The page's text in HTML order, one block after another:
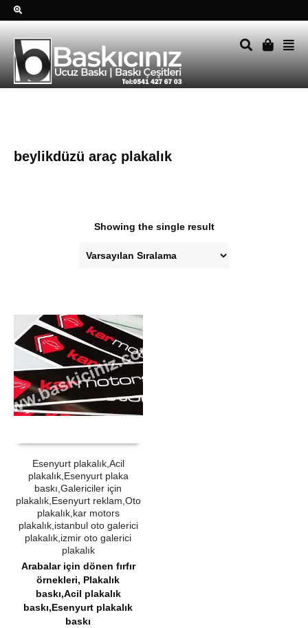
beylikdüzü araç plakalık
Showing the single result
Esenyurt plakalık,Acil
plakalık,Esenyurt plaka
baskı,Galericiler için
plakalık,Esenyurt reklam,Oto
plakalık,kar motors
plakalık,istanbul oto galerici
plakalık,izmir oto galerici
plakalık
Arabalar için dönen fırfır
örnekleri, Plakalık
baskı,Acil plakalık
baskı,Esenyurt plakalık
baskı